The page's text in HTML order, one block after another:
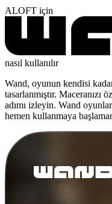
ALOFT için
nasıl kullanılır
Wand, oyunun kendisi
tasarlanmıştır. Maceranızı
adımı izleyin. Wand
hemen kullanmaya